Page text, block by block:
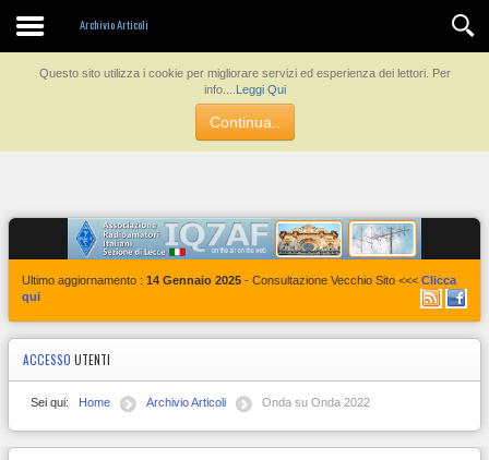
Questo sito utilizza i cookie per migliorare servizi ed esperienza dei lettori. Per
info....
Leggi Qui
Continua..
Archivio Articoli
Contatti
Ultimo aggiornamento : 14 Gennaio 2025 - Consultazione Vecchio Sito <<< Clicca
qui
ACCESSO UTENTI
Sei qui: Home Archivio Articoli Onda su Onda 2022